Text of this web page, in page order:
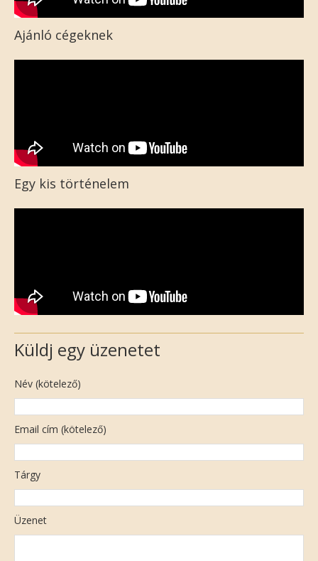
Ajánló cégeknek
Egy kis történelem
Küldj egy üzenetet
Név (kötelező)
Email cím (kötelező)
Tárgy
Üzenet